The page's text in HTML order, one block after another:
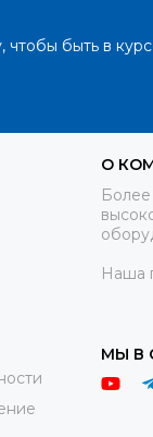
быть в
О
Более
Наша
МЫ В